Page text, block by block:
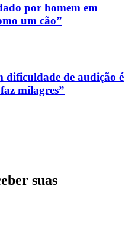
por homem em
um cão”
dificuldade de audição é
milagres”
suas